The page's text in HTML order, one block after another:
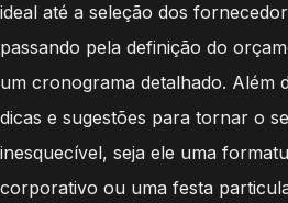
ideal até a seleção dos
passando pela definição do
um cronograma detalhado. Além
dicas e sugestões para tornar o
inesquecível, seja ele uma
corporativo ou uma festa